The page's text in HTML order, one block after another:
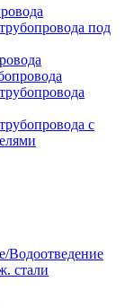
под
с
Водоотведение
стали